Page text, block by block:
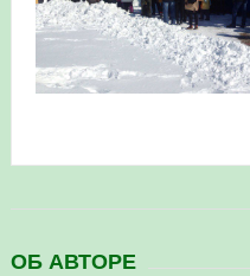
в Республике
ОБ АВТОРЕ